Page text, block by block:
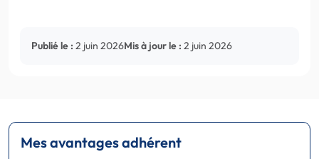
Publié le : 2 juin 2026Mis à jour le : 2 juin 2026
Mes avantages adhérent